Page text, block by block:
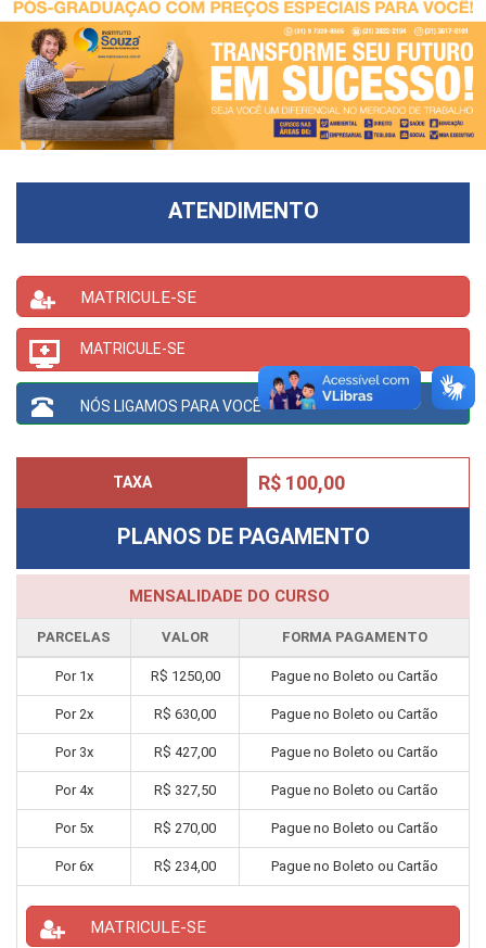
ATENDIMENTO
MATRICULE-SE
MATRICULE-SE
NÓS LIGAMOS PARA VOCÊ
TAXA R$ 100,00
PLANOS DE PAGAMENTO
MENSALIDADE DO CURSO
PARCELAS VALOR FORMA PAGAMENTO
Por 1x R$ 1250,00 Pague no Boleto ou Cartão
Por2x R$ 630,00 Pague no Boleto ou Cartão
Por 3x R$ 427,00 Pague no Boleto ou Cartão
Por4x R$ 327,50 Pague no Boleto ou Cartão
Por 5x R$ 270,00 Pague no Boleto ou Cartão
Por6x R$ 234,00 Pague no Boleto ou Cartão
MATRICULE-SE